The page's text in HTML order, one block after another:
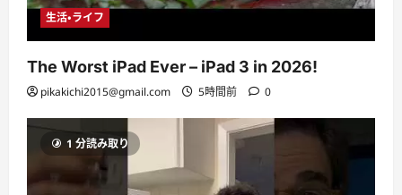
生活・ライフ
The Worst iPad Ever – iPad 3 in 2026!
pikakichi2015@gmail.com 5時間前 0
1 分読み取り